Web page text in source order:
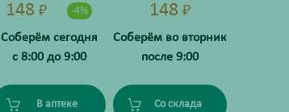
148 ₽ -4%
Соберём сегодня
с 8:00 до 9:00
В аптеке
148 ₽
Соберём во вторник
после 9:00
Со склада